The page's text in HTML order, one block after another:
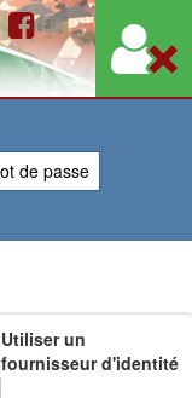
de passe
Utiliser un
fournisseur d'identité